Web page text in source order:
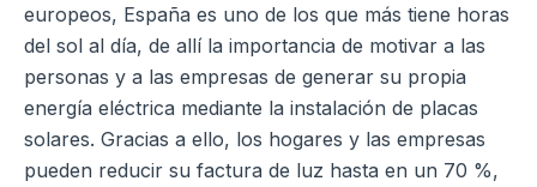
europeos, España es uno de los que más tiene horas
del sol al día, de allí la importancia de motivar a las
personas y a las empresas de generar su propia
energía eléctrica mediante la instalación de placas
solares. Gracias a ello, los hogares y las empresas
pueden reducir su factura de luz hasta en un 70 %,